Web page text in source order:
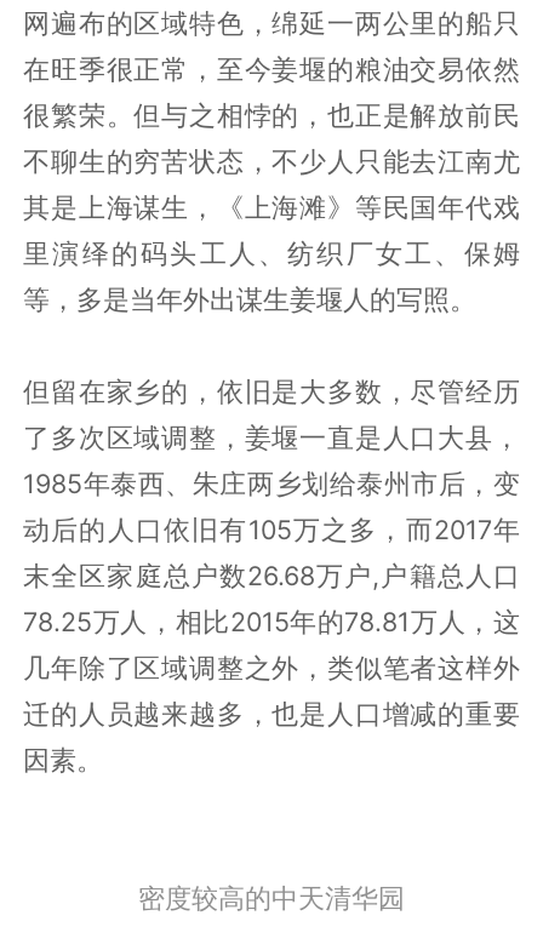
网遍布的区域特色，绵延一两公里的船只
在旺季很正常，至今姜堰的粮油交易依然
很繁荣。但与之相悖的，也正是解放前民
不聊生的穷苦状态，不少人只能去江南尤
其是上海谋生，《上海滩》等民国年代戏
里演绎的码头工人、纺织厂女工、保姆
等，多是当年外出谋生姜堰人的写照。
但留在家乡的，依旧是大多数，尽管经历
了多次区域调整，姜堰一直是人口大县，
1985年泰西、朱庄两乡划给泰州市后，变
动后的人口依旧有105万之多，而2017年
末全区家庭总户数26.68万户,户籍总人口
78.25万人，相比2015年的78.81万人，这
几年除了区域调整之外，类似笔者这样外
迁的人员越来越多，也是人口增减的重要
因素。